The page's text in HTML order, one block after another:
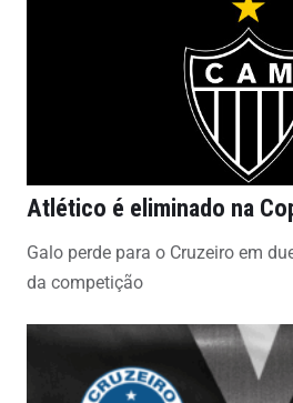
Atlético é eliminado na
Galo perde para o Cruzeiro em
da competição